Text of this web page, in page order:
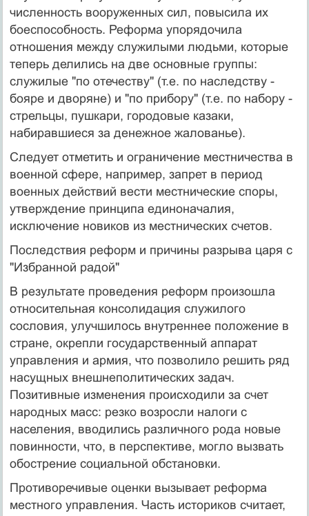
численность вооруженных сил, повысила их
боеспособность. Реформа упорядочила
отношения между служилыми людьми, которые
теперь делились на две основные группы:
служилые "по отечеству" (т.е. по наследству -
бояре и дворяне) и "по прибору" (т.е. по набору -
стрельцы, пушкари, городовые казаки,
набиравшиеся за денежное жалованье).
Следует отметить и ограничение местничества в
военной сфере, например, запрет в период
военных действий вести местнические споры,
утверждение принципа единоначалия,
исключение новиков из местнических счетов.
Последствия реформ и причины разрыва царя с
"Избранной радой"
В результате проведения реформ произошла
относительная консолидация служилого
сословия, улучшилось внутреннее положение в
стране, окрепли государственный аппарат
управления и армия, что позволило решить ряд
насущных внешнеполитических задач.
Позитивные изменения происходили за счет
народных масс: резко возросли налоги с
населения, вводились различного рода новые
повинности, что, в перспективе, могло вызвать
обострение социальной обстановки.
Противоречивые оценки вызывает реформа
местного управления. Часть историков считает,